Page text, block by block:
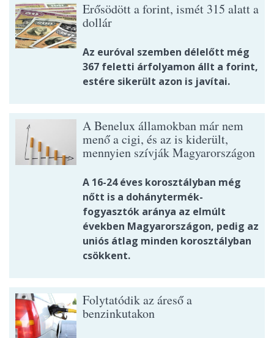
Erősödött a forint, ismét 315 alatt a
dollár
Az euróval szemben délelőtt még
367 feletti árfolyamon állt a forint,
estére sikerült azon is javítai.
A Benelux államokban már nem
menő a cigi, és az is kiderült,
mennyien szívják Magyarországon
A 16-24 éves korosztályban még
nőtt is a dohánytermék-
fogyasztók aránya az elmúlt
években Magyarországon, pedig az
uniós átlag minden korosztályban
csökkent.
Folytatódik az áreső a
benzinkutakon